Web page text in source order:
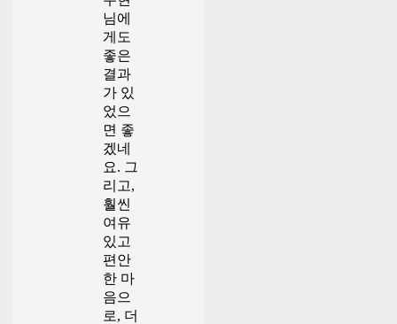
님에
게도
좋은
결과
가 있
었으
면 좋
겠네
요. 그
리고,
훨씬
여유
있고
편안
한 마
음으
로, 더